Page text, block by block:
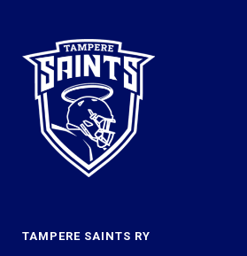
TAMPERE SAINTS RY